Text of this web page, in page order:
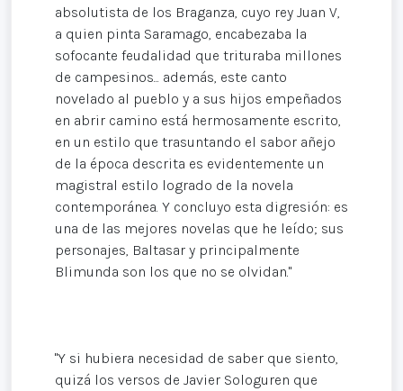
absolutista de los Braganza, cuyo rey Juan V,
a quien pinta Saramago, encabezaba la
sofocante feudalidad que trituraba millones
de campesinos... además, este canto
novelado al pueblo y a sus hijos empeñados
en abrir camino está hermosamente escrito,
en un estilo que trasuntando el sabor añejo
de la época descrita es evidentemente un
magistral estilo logrado de la novela
contemporánea. Y concluyo esta digresión: es
una de las mejores novelas que he leído; sus
personajes, Baltasar y principalmente
Blimunda son los que no se olvidan."
"Y si hubiera necesidad de saber que siento,
quizá los versos de Javier Sologuren que